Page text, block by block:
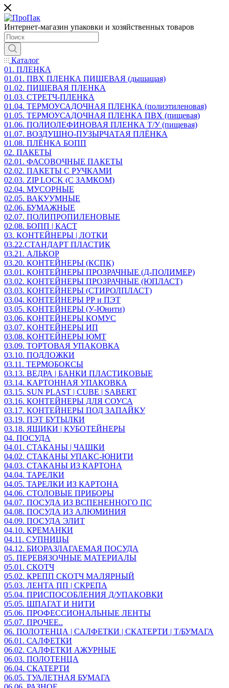
Интернет-магазин упаковки и хозяйственных товаров
Каталог
01. ПЛЕНКА
01.01. ПВХ ПЛЕНКА ПИЩЕВАЯ (дышащая)
01.02. ПИЩЕВАЯ ПЛЕНКА
01.03. СТРЕТЧ-ПЛЕНКА
01.04. ТЕРМОУСАДОЧНАЯ ПЛЕНКА (полиэтиленовая)
01.05. ТЕРМОУСАДОЧНАЯ ПЛЕНКА ПВХ (пищевая)
01.06. ПОЛИОЛЕФИНОВАЯ ПЛЕНКА Т/У (пищевая)
01.07. ВОЗДУШНО-ПУЗЫРЧАТАЯ ПЛЁНКА
01.08. ПЛЁНКА БОПП
02. ПАКЕТЫ
02.01. ФАСОВОЧНЫЕ ПАКЕТЫ
02.02. ПАКЕТЫ С РУЧКАМИ
02.03. ZIP LOСK (С ЗАМКОМ)
02.04. МУСОРНЫЕ
02.05. ВАКУУМНЫЕ
02.06. БУМАЖНЫЕ
02.07. ПОЛИПРОПИЛЕНОВЫЕ
02.08. БОПП | КАСТ
03. КОНТЕЙНЕРЫ | ЛОТКИ
03.22.СТАНДАРТ ПЛАСТИК
03.21. АЛЬКОР
03.20. КОНТЕЙНЕРЫ (КСПК)
03.01. КОНТЕЙНЕРЫ ПРОЗРАЧНЫЕ (Д-ПОЛИМЕР)
03.02. КОНТЕЙНЕРЫ ПРОЗРАЧНЫЕ (ЮПЛАСТ)
03.03. КОНТЕЙНЕРЫ (СТИРОЛПЛАСТ)
03.04. КОНТЕЙНЕРЫ РР и ПЭТ
03.05. КОНТЕЙНЕРЫ (У-Юнити)
03.06. КОНТЕЙНЕРЫ КОМУС
03.07. КОНТЕЙНЕРЫ ИП
03.08. КОНТЕЙНЕРЫ ЮМТ
03.09. ТОРТОВАЯ УПАКОВКА
03.10. ПОДЛОЖКИ
03.11. ТЕРМОБОКСЫ
03.13. ВЕДРА | БАНКИ ПЛАСТИКОВЫЕ
03.14. КАРТОННАЯ УПАКОВКА
03.15. SUN PLAST | CUBE | SABERT
03.16. КОНТЕЙНЕРЫ ДЛЯ СОУСА
03.17. КОНТЕЙНЕРЫ ПОД ЗАПАЙКУ
03.19. ПЭТ БУТЫЛКИ
03.18. ЯЩИКИ | КУБОТЕЙНЕРЫ
04. ПОСУДА
04.01. СТАКАНЫ | ЧАШКИ
04.02. СТАКАНЫ УПАКС-ЮНИТИ
04.03. СТАКАНЫ ИЗ КАРТОНА
04.04. ТАРЕЛКИ
04.05. ТАРЕЛКИ ИЗ КАРТОНА
04.06. СТОЛОВЫЕ ПРИБОРЫ
04.07. ПОСУДА ИЗ ВСПЕНЕННОГО ПС
04.08. ПОСУДА ИЗ АЛЮМИНИЯ
04.09. ПОСУДА ЭЛИТ
04.10. КРЕМАНКИ
04.11. СУПНИЦЫ
04.12. БИОРАЗЛАГАЕМАЯ ПОСУДА
05. ПЕРЕВЯЗОЧНЫЕ МАТЕРИАЛЫ
05.01. СКОТЧ
05.02. КРЕПП СКОТЧ МАЛЯРНЫЙ
05.03. ЛЕНТА ПП | СКРЕПА
05.04. ПРИСПОСОБЛЕНИЯ Д/УПАКОВКИ
05.05. ШПАГАТ И НИТИ
05.06. ПРОФЕССИОНАЛЬНЫЕ ЛЕНТЫ
05.07. ПРОЧЕЕ..
06. ПОЛОТЕНЦА | САЛФЕТКИ | СКАТЕРТИ | Т/БУМАГА
06.01. САЛФЕТКИ
06.02. САЛФЕТКИ АЖУРНЫЕ
06.03. ПОЛОТЕНЦА
06.04. СКАТЕРТИ
06.05. ТУАЛЕТНАЯ БУМАГА